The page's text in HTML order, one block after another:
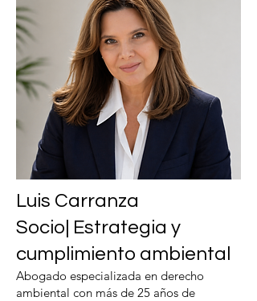
Luis Carranza
Socio| Estrategia y
cumplimiento ambiental
Abogado especializada en derecho
ambiental con más de 25 años de